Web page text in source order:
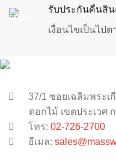
รับประกันคืนสิน
เงื่อนไขเป็นไป
37/1 ซอยเฉลิมพระเ
ดอกไม้ เขตประเวศ
โทร: 02-726-2700
อีเมล: